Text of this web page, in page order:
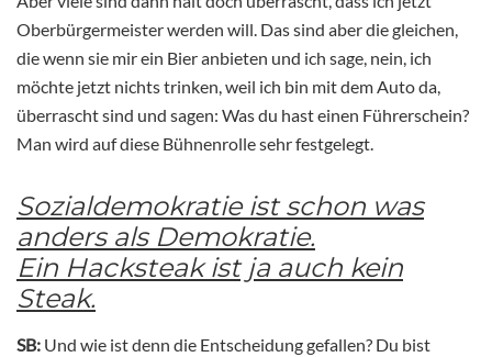
Oberbürgermeister werden will. Das sind aber die gleichen,
die wenn sie mir ein Bier anbieten und ich sage, nein, ich
möchte jetzt nichts trinken, weil ich bin mit dem Auto da,
überrascht sind und sagen: Was du hast einen Führerschein?
Man wird auf diese Bühnenrolle sehr festgelegt.
Sozialdemokratie ist schon was
anders als Demokratie.
Ein Hacksteak ist ja auch kein
Steak.
SB: Und wie ist denn die Entscheidung gefallen? Du bist